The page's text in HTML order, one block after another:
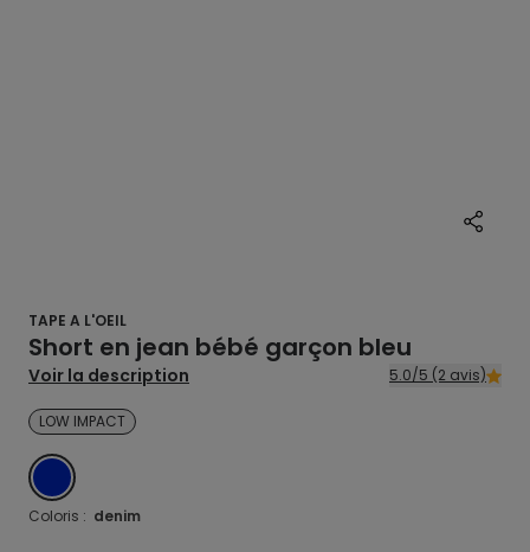
TAPE A L'OEIL
Short en jean bébé garçon bleu
Voir la description 5.0/5 (2 avis)
LOW IMPACT
DENIM
Coloris : denim